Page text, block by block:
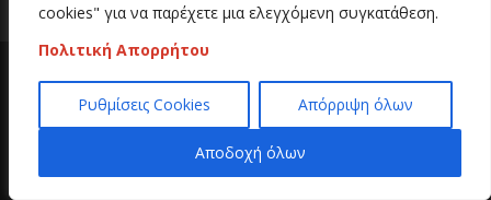
cookies" για να παρέχετε μια ελεγχόμενη συγκατάθεση.
Πολιτική Απορρήτου
Ρυθμίσεις Cookies Απόρριψη όλων
Αποδοχή όλων
Copyright 2020 | All Rights Reserved | Κατασκευή
ιστοσελίδων
Hi Web